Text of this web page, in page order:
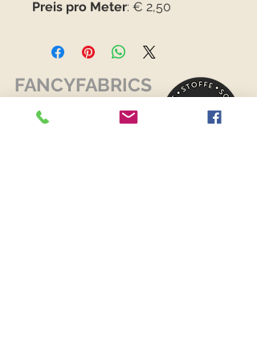
Preis pro Meter: € 2,50
FANCYFABRICS